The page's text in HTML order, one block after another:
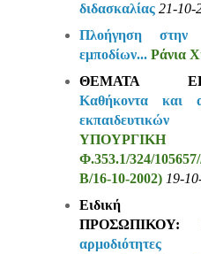
διδασκαλίας 21-10-
Πλοήγηση στην
εμποδίων... Ράνια
ΘΕΜΑΤΑ
Καθήκοντα και
Φ.353.1/324/
Β/16-10-2002) 19-
Ειδική
ΠΡΟΣΩΠΙΚΟΥ: